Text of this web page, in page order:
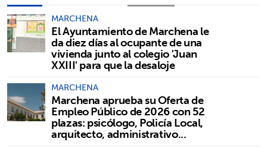
MARCHENA
El Ayuntamiento de Marchena le
da diez días al ocupante de una
vivienda junto al colegio 'Juan
XXIII' para que la desaloje
MARCHENA
Marchena aprueba su Oferta de
Empleo Público de 2026 con 52
plazas: psicólogo, Policía Local,
arquitecto, administrativo...